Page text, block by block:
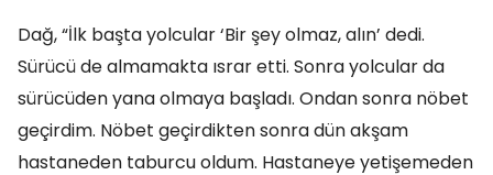
Dağ, “İlk başta yolcular ‘Bir şey olmaz, alın’ dedi.
Sürücü de almamakta ısrar etti. Sonra yolcular da
sürücüden yana olmaya başladı. Ondan sonra nöbet
geçirdim. Nöbet geçirdikten sonra dün akşam
hastaneden taburcu oldum. Hastaneye yetişemeden